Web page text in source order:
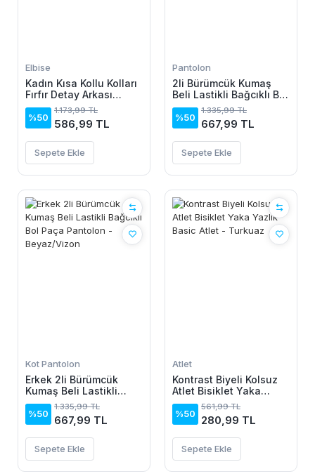
Elbise
Kadın Kısa Kollu Kolları
Fırfır Detay Arkası
Bağlamalı Leopar
Desen Kolsuz Mini
Mikro Elbise
%50
1.173,99 TL
586,99 TL
Sepete Ekle
Pantolon
2li Bürümcük Kumaş
Beli Lastikli Bağcıklı Bol
Paça Pantolon -
Beyaz/Vizon
%50
1.335,99 TL
667,99 TL
Sepete Ekle
Kot Pantolon
Erkek 2li Bürümcük
Kumaş Beli Lastikli
Bağcıklı Bol Paça
Pantolon - Beyaz/Vizon
%50
1.335,99 TL
667,99 TL
Sepete Ekle
Atlet
Kontrast Biyeli Kolsuz
Atlet Bisiklet Yaka
Yazlık Basic Atlet -
Turkuaz
%50
561,99 TL
280,99 TL
Sepete Ekle